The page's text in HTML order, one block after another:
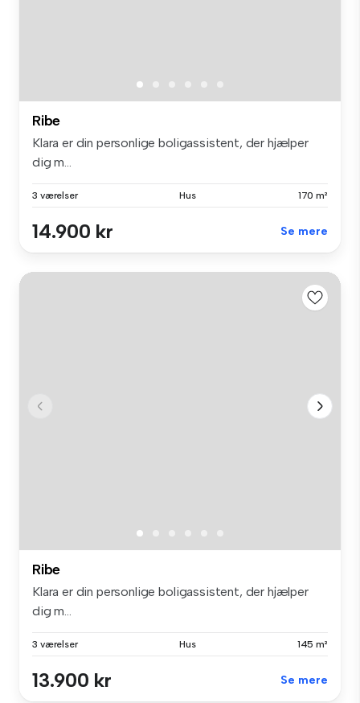
Ribe
Klara er din personlige boligassistent, der hjælper
dig m...
3 værelser Hus 170 m²
14.900 kr Se mere
Ribe
Klara er din personlige boligassistent, der hjælper
dig m...
3 værelser Hus 145 m²
13.900 kr Se mere